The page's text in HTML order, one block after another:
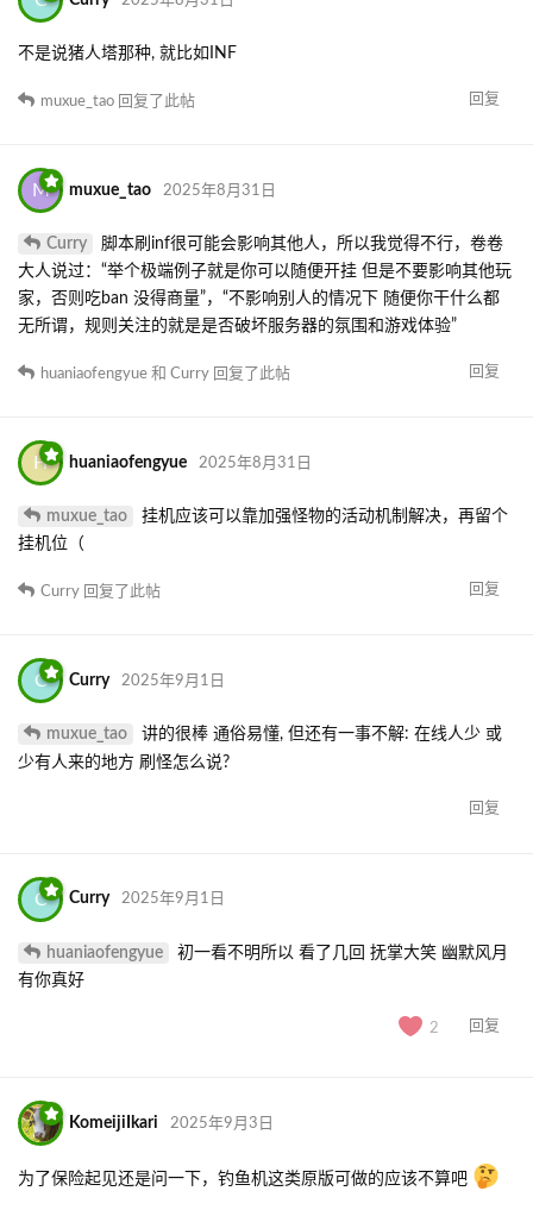
不是说猪人塔那种, 就比如INF
回复
muxue_tao 回复了此帖
M muxue_tao 2025年8月31日
Curry
脚本刷inf很可能会影响其他人，所以我觉得不行，卷卷
大人说过：“举个极端例子就是你可以随便开挂 但是不要影响其他玩
家，否则吃ban 没得商量”，“不影响别人的情况下 随便你干什么都
无所谓，规则关注的就是是否破坏服务器的氛围和游戏体验”
回复
huaniaofengyue 和 Curry 回复了此帖
H huaniaofengyue 2025年8月31日
muxue_tao
挂机应该可以靠加强怪物的活动机制解决，再留个
挂机位（
回复
Curry 回复了此帖
C Curry 2025年9月1日
muxue_tao
讲的很棒 通俗易懂, 但还有一事不解: 在线人少 或
少有人来的地方 刷怪怎么说?
回复
C Curry 2025年9月1日
huaniaofengyue
初一看不明所以 看了几回 抚掌大笑 幽默风月
有你真好
2 回复
KomeijiIkari 2025年9月3日
为了保险起见还是问一下，钓鱼机这类原版可做的应该不算吧